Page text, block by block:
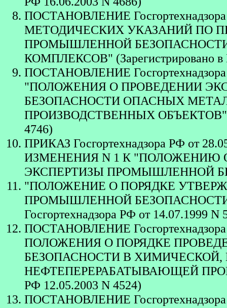
ПОСТАНОВЛЕНИЕ
МЕТОДИЧЕСКИХ УКАЗАНИЙ ПО
ПРОМЫШЛЕННОЙ
КОМПЛЕКСОВ" (Зарегистрировано в
ПОСТАНОВЛЕНИЕ
"ПОЛОЖЕНИЯ О ПРОВЕДЕНИИ
БЕЗОПАСНОСТИ ОПАСНЫХ
ПРОИЗВОДСТВЕННЫХ ОБЪЕКТОВ"
4746)
ПРИКАЗ Госгортехнадзора РФ от
ИЗМЕНЕНИЯ N 1 К "ПОЛОЖЕНИЮ
ЭКСПЕРТИЗЫ ПРОМЫШЛЕННОЙ
"ПОЛОЖЕНИЕ О ПОРЯДКЕ
ПРОМЫШЛЕННОЙ БЕЗОПАСНОСТИ.
Госгортехнадзора РФ от 14.07.1999 N
ПОСТАНОВЛЕНИЕ
ПОЛОЖЕНИЯ О ПОРЯДКЕ
БЕЗОПАСНОСТИ В
НЕФТЕПЕРЕРАБАТЫВАЮЩЕЙ
РФ 12.05.2003 N 4524)
ПОСТАНОВЛЕНИЕ